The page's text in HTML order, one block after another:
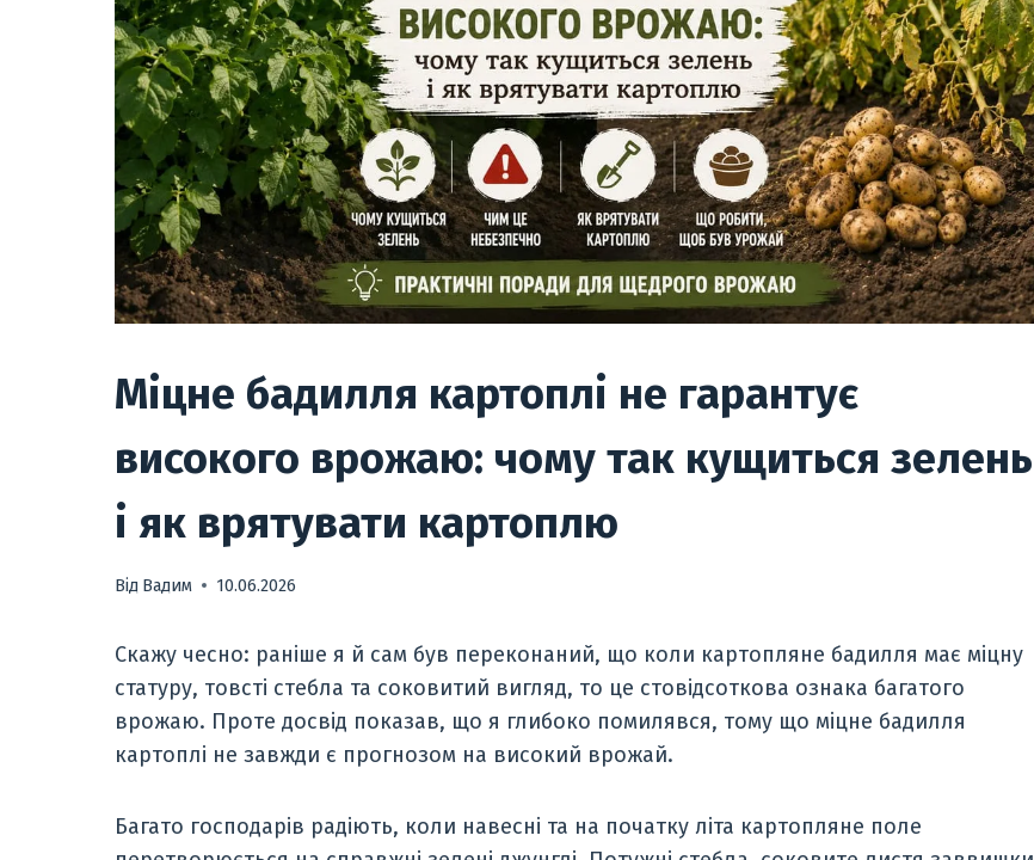
Міцне бадилля картоплі не гарантує
високого врожаю: чому так кущиться зелень
і як врятувати картоплю
Від Вадим 10.06.2026
Скажу чесно: раніше я й сам був переконаний, що коли картопляне бадилля має міцну
статуру, товсті стебла та соковитий вигляд, то це стовідсоткова ознака багатого
врожаю. Проте досвід показав, що я глибоко помилявся, тому що міцне бадилля
картоплі не завжди є прогнозом на високий врожай.
Багато господарів радіють, коли навесні та на початку літа картопляне поле